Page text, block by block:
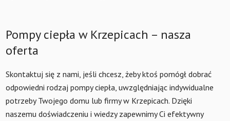
Pompy ciepła w Krzepicach – nasza
oferta
Skontaktuj się z nami, jeśli chcesz, żeby ktoś pomógł dobrać
odpowiedni rodzaj pompy ciepła, uwzględniając indywidualne
potrzeby Twojego domu lub firmy w Krzepicach. Dzięki
naszemu doświadczeniu i wiedzy zapewnimy Ci efektywny